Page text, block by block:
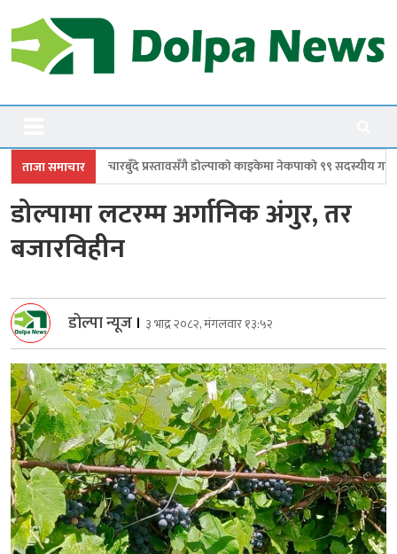
to
content
Dolpanews
ताजा समाचार
प्रस्तावसँगै डाेल्पाकाे काइकेमा नेकपाकाे ९९ सदस्यीय गाउँ समिति गठन
डोल्पामा लटरम्म अर्गानिक अंगुर, तर
बजारविहीन
डोल्पा न्यूज । ३ भाद्र २०८२, मंगलवार १३:५२